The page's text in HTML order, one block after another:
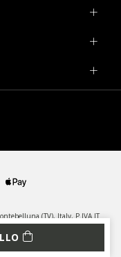
(TV), Italy, P.IVA IT